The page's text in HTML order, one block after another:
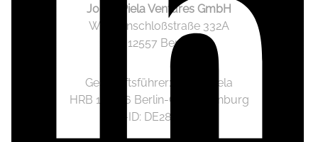
Jonas Piela Ventures GmbH
Wendenschloßstraße 332A
12557 Berlin
Geschäftsführer: Jonas Piela
HRB 141236 Berlin-Charlottenburg
Ust.-ID: DE282633825